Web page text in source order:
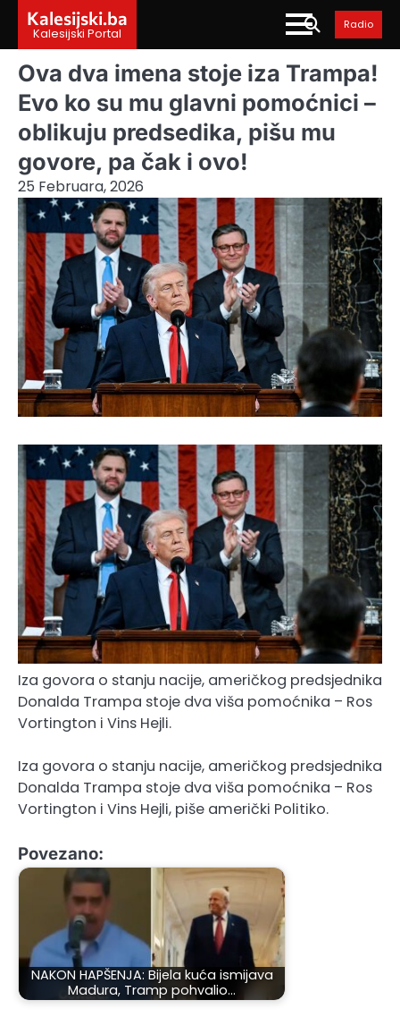
content
Kalesijski.ba
Kalesijski Portal
Radio
Ova dva imena stoje iza Trampa!
Evo ko su mu glavni pomoćnici –
oblikuju predsedika, pišu mu
govore, pa čak i ovo!
25 Februara, 2026
Iza govora o stanju nacije, američkog predsjednika
Donalda Trampa stoje dva viša pomoćnika – Ros
Vortington i Vins Hejli.
Iza govora o stanju nacije, američkog predsjednika
Donalda Trampa stoje dva viša pomoćnika – Ros
Vortington i Vins Hejli, piše američki Politiko.
Povezano:
NAKON HAPŠENJA: Bijela kuća ismijava
Madura, Tramp pohvalio…